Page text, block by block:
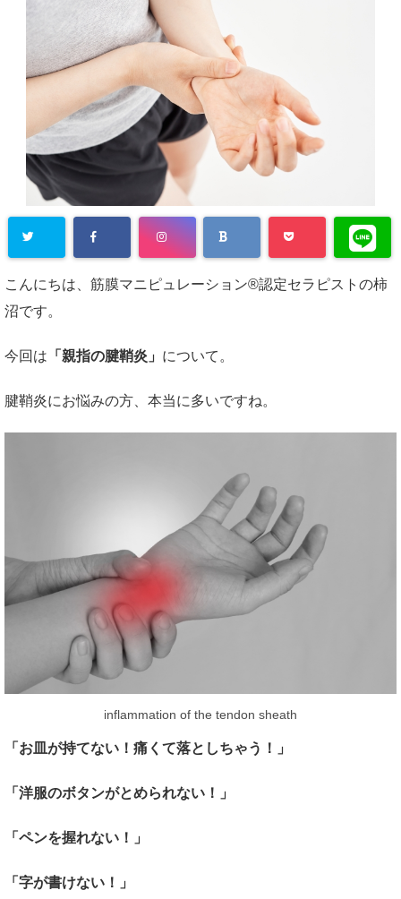
こんにちは、筋膜マニピュレーション®認定セラピストの柿
沼です。
今回は 「親指の腱鞘炎」 について。
腱鞘炎にお悩みの方、本当に多いですね。
inflammation of the tendon sheath
「お皿が持てない！痛くて落としちゃう！」
「洋服のボタンがとめられない！」
「ペンを握れない！」
「字が書けない！」